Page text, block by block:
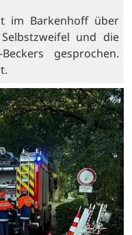
im Barkenhoff über
und die
gesprochen.